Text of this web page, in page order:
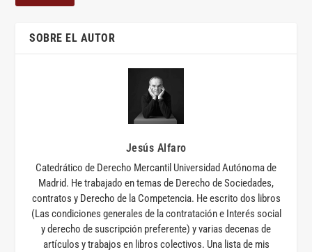
SOBRE EL AUTOR
Jesús Alfaro
Catedrático de Derecho Mercantil Universidad Autónoma de
Madrid. He trabajado en temas de Derecho de Sociedades,
contratos y Derecho de la Competencia. He escrito dos libros
(Las condiciones generales de la contratación e Interés social
y derecho de suscripción preferente) y varias decenas de
artículos y trabajos en libros colectivos. Una lista de mis